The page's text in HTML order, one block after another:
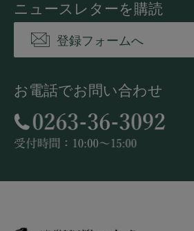
ニュースレターを購読
登録フォームへ
お電話でお問い合わせ